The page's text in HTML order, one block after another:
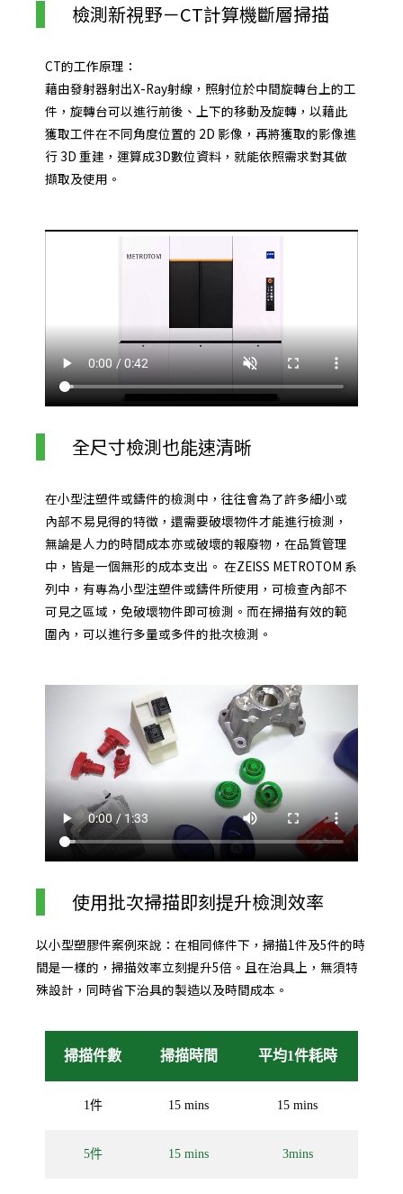
檢測新視野－CT計算機斷層掃描
CT的工作原理：
藉由發射器射出X-Ray射線，照射位於中間旋轉台上的工
件，旋轉台可以進行前後、上下的移動及旋轉，以藉此
獲取工件在不同角度位置的 2D 影像，再將獲取的影像進
行 3D 重建，運算成3D數位資料，就能依照需求對其做
擷取及使用。
全尺寸檢測也能速清晰
在小型注塑件或鑄件的檢測中，往往會為了許多細小或
內部不易見得的特徵，還需要破壞物件才能進行檢測，
無論是人力的時間成本亦或破壞的報廢物，在品質管理
中，皆是一個無形的成本支出。 在ZEISS METROTOM 系
列中，有專為小型注塑件或鑄件所使用，可檢查內部不
可見之區域，免破壞物件即可檢測。而在掃描有效的範
圍內，可以進行多量或多件的批次檢測。
使用批次掃描即刻提升檢測效率
以小型塑膠件案例來說：在相同條件下，掃描1件及5件的時
間是一樣的，掃描效率立刻提升5倍。且在治具上，無須特
殊設計，同時省下治具的製造以及時間成本。
掃描件數 掃描時間 平均1件耗時
1件 15 mins 15 mins
5件 15 mins 3mins